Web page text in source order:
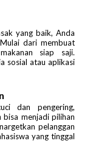
yang baik, Anda
dari membuat
siap saji.
sosial atau aplikasi
dan pengering,
menjadi pilihan
pelanggan
yang tinggal